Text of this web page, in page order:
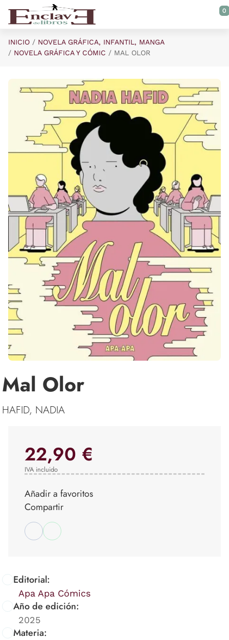
Saltar al contenido principal
0
INICIO
NOVELA GRÁFICA, INFANTIL, MANGA
NOVELA GRÁFICA Y CÓMIC
MAL OLOR
Mal Olor
HAFID, NADIA
Editorial:
Apa Apa Cómics
Año de edición:
2025
Materia:
22,90 €
IVA incluido
Añadir a favoritos
Compartir